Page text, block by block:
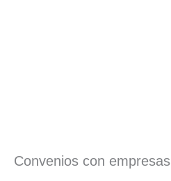
Convenios con empresas